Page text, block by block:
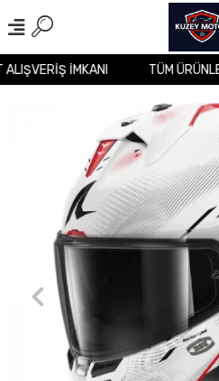
ALIŞVERİŞ İMKANI TÜM